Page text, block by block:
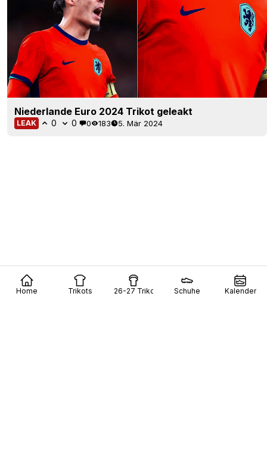
Home Trikots 26-27 Trikots Schuhe Kalender
Niederlande Euro 2024 Trikot geleakt
LEAK 0 0 0 183 5. Mär 2024